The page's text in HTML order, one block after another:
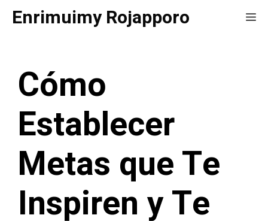
SaltarEnrimuimy Rojapporo
Cómo
Establecer
Metas que Te
Inspiren y Te